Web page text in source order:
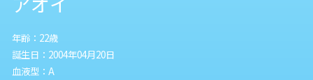
年齢：22歳
誕生日：2004年04月20日
血液型：A